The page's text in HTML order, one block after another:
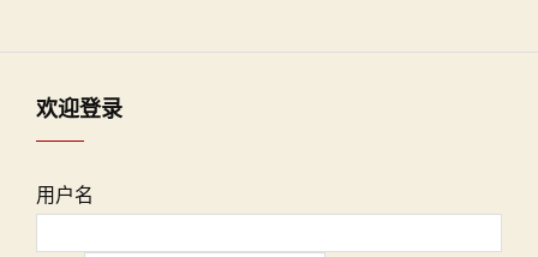
欢迎登录
用户名